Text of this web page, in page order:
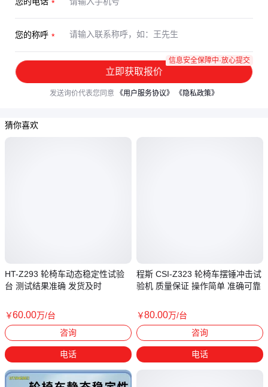
您的称呼
立即获取报价
信息安全保障中·放心提交
发送询价代表您同意 《用户服务协议》 《隐私政策》
猜你喜欢
HT-Z293 轮椅车动态稳定性试验
台 测试结果准确 发货及时
￥60.00万/台
咨询
电话
程斯 CSI-Z323 轮椅车摆锤冲击试
验机 质量保证 操作简单 准确可靠
￥80.00万/台
咨询
电话